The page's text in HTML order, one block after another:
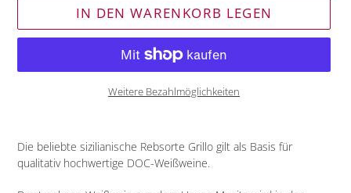
IN DEN WARENKORB LEGEN
Weitere Bezahlmöglichkeiten
wird
zum
Warenkorb
hinzugefügt
Die beliebte sizilianische Rebsorte Grillo gilt als Basis für
qualitativ hochwertige DOC-Weißweine.